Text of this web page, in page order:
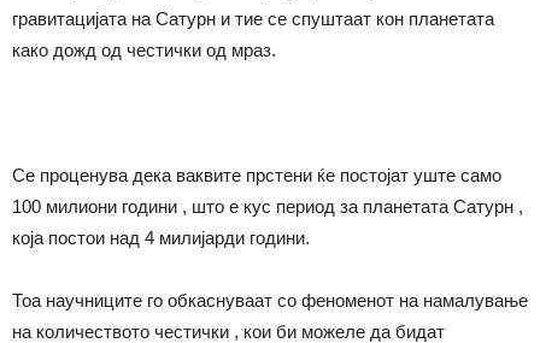
гравитацијата на Сатурн и тие се спуштаат кон планетата
како дожд од честички од мраз.
Се проценува дека ваквите прстени ќе постојат уште само
100 милиони години , што е кус период за планетата Сатурн ,
која постои над 4 милијарди години.
Тоа научниците го обкаснуваат со феноменот на намалување
на количеството честички , кои би можеле да бидат